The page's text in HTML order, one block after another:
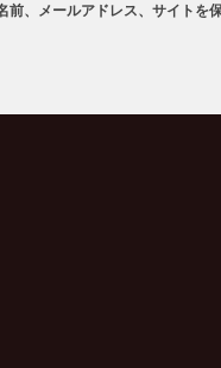
、メールアドレス、サイトを保